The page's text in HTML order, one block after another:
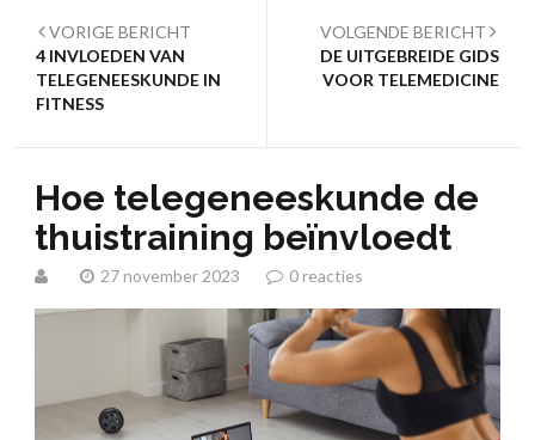
VORIGE BERICHT
4 INVLOEDEN VAN
TELEGENEESKUNDE IN
FITNESS
VOLGENDE BERICHT
DE UITGEBREIDE GIDS
VOOR TELEMEDICINE
Hoe telegeneeskunde de
thuistraining beïnvloedt
27 november 2023 0 reacties